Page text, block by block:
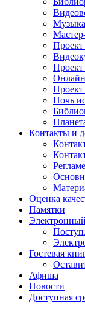
Проект
Проект
Ночь
Контакты и
Оценка
Памятки
Гостевая
Афиша
Новости
Доступная